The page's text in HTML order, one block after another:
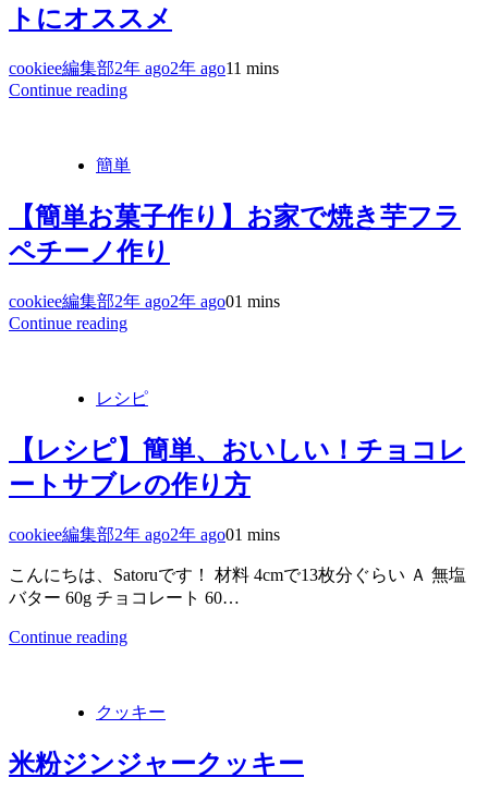
トにオススメ
cookiee編集部2年 ago2年 ago11 mins
Continue reading
簡単
【簡単お菓子作り】お家で焼き芋フラ
ペチーノ作り
cookiee編集部2年 ago2年 ago01 mins
Continue reading
レシピ
【レシピ】簡単、おいしい！チョコレ
ートサブレの作り方
cookiee編集部2年 ago2年 ago01 mins
こんにちは、Satoruです！ 材料 4cmで13枚分ぐらい Ａ 無塩
バター 60g チョコレート 60…
Continue reading
クッキー
米粉ジンジャークッキー